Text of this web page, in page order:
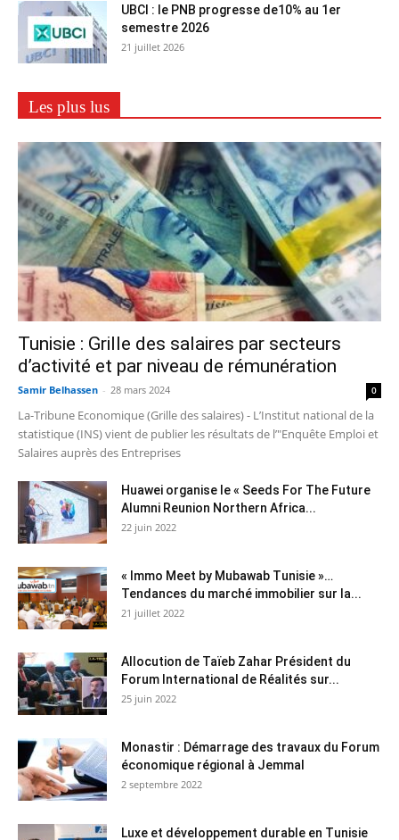
UBCI : le PNB progresse de10% au 1er
semestre 2026
21 juillet 2026
Les plus lus
Tunisie : Grille des salaires par secteurs
d’activité et par niveau de rémunération
Samir Belhassen - 28 mars 2024 0
La-Tribune Economique (Grille des salaires) - L’Institut national de la
statistique (INS) vient de publier les résultats de l’"Enquête Emploi et
Salaires auprès des Entreprises
Huawei organise le « Seeds For The Future
Alumni Reunion Northern Africa...
22 juin 2022
« Immo Meet by Mubawab Tunisie »…
Tendances du marché immobilier sur la...
21 juillet 2022
Allocution de Taïeb Zahar Président du
Forum International de Réalités sur...
25 juin 2022
Monastir : Démarrage des travaux du Forum
économique régional à Jemmal
2 septembre 2022
Luxe et développement durable en Tunisie